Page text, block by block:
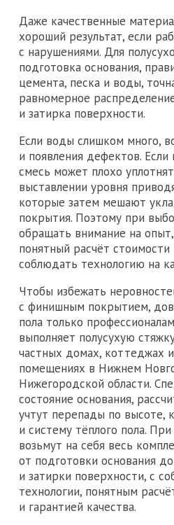
Даже качественные
хороший результат, если
с нарушениями. Для
подготовка основания,
цемента, песка и воды,
равномерное
и затирка поверхности.
Если воды слишком много,
и появления дефектов. Если
смесь может плохо
выставлении уровня
которые затем мешают
покрытия. Поэтому при
обращать внимание на
понятный расчёт стоимости
соблюдать технологию на
Чтобы избежать
с финишным покрытием,
пола только
выполняет полусухую
частных домах, коттеджах
помещениях в Нижнем
Нижегородской области.
состояние основания,
учтут перепады по высоте,
и систему тёплого пола.
возьмут на себя весь
от подготовки основания
и затирки поверхности, с
технологии, понятным
и гарантией качества.